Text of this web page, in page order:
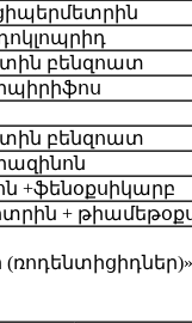
բենզոատ
բենզոատ
+ֆենօքսիկարբ
+